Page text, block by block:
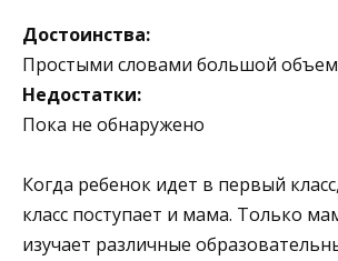
Достоинства:
Простыми словами большой
Недостатки:
Пока не обнаружено
Когда ребенок идет в первый
класс поступает и мама. Только
изучает различные